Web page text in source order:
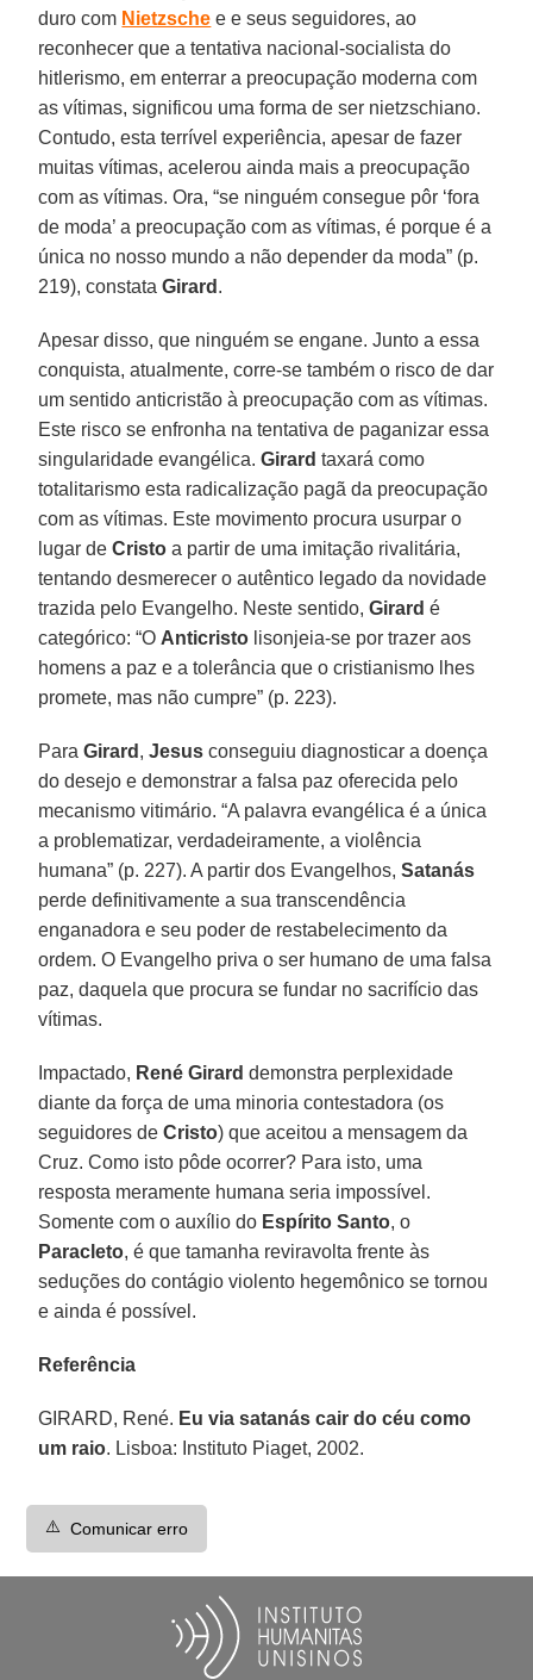
duro com Nietzsche e e seus seguidores, ao
reconhecer que a tentativa nacional-socialista do
hitlerismo, em enterrar a preocupação moderna com
as vítimas, significou uma forma de ser nietzschiano.
Contudo, esta terrível experiência, apesar de fazer
muitas vítimas, acelerou ainda mais a preocupação
com as vítimas. Ora, “se ninguém consegue pôr ‘fora
de moda’ a preocupação com as vítimas, é porque é a
única no nosso mundo a não depender da moda” (p.
219), constataGirard .
Apesar disso, que ninguém se engane. Junto a essa
conquista, atualmente, corre-se também o risco de dar
um sentido anticristão à preocupação com as vítimas.
Este risco se enfronha na tentativa de paganizar essa
singularidade evangélica.Girard taxará como
totalitarismo esta radicalização pagã da preocupação
com as vítimas. Este movimento procura usurpar o
lugar deCristo a partir de uma imitação rivalitária,
tentando desmerecer o autêntico legado da novidade
trazida pelo Evangelho. Neste sentido,Girard é
categórico: “O Anticristo lisonjeia-se por trazer aos
homens a paz e a tolerância que o cristianismo lhes
promete, mas não cumpre” (p. 223).
ParaGirard ,Jesus conseguiu diagnosticar a doença
do desejo e demonstrar a falsa paz oferecida pelo
mecanismo vitimário. “A palavra evangélica é a única
a problematizar, verdadeiramente, a violência
humana” (p. 227). A partir dos Evangelhos,Satanás
perde definitivamente a sua transcendência
enganadora e seu poder de restabelecimento da
ordem. O Evangelho priva o ser humano de uma falsa
paz, daquela que procura se fundar no sacrifício das
vítimas.
Impactado, René Girard demonstra perplexidade
diante da força de uma minoria contestadora (os
seguidores deCristo) que aceitou a mensagem da
Cruz. Como isto pôde ocorrer? Para isto, uma
resposta meramente humana seria impossível.
Somente com o auxílio do Espírito Santo, o
Paracleto, é que tamanha reviravolta frente às
seduções do contágio violento hegemônico se tornou
e ainda é possível.
Referência
GIRARD, René. Eu via satanás cair do céu como
um raio. Lisboa: Instituto Piaget, 2002.
⚠️ Comunicar erro